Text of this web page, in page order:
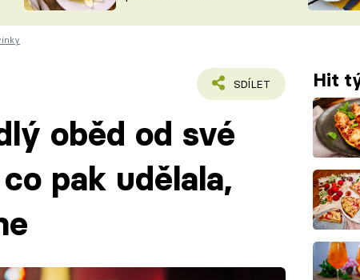
VYCHYTÁVKY
ČASOPIS
SDÍLET Hit
oběd od své
pak udělala,